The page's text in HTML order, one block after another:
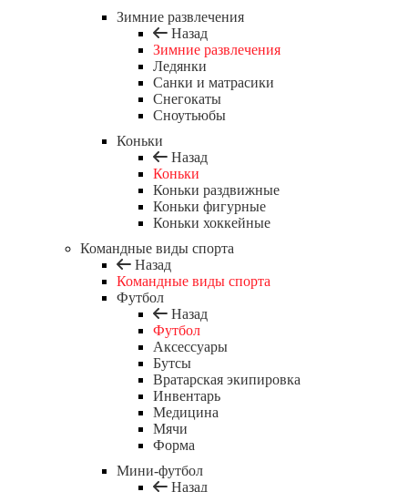
Зимние развлечения
Назад
Зимние развлечения
Ледянки
Санки и матрасики
Снегокаты
Сноутьюбы
Коньки
Назад
Коньки
Коньки раздвижные
Коньки фигурные
Коньки хоккейные
Командные виды спорта
Назад
Командные виды спорта
Футбол
Назад
Футбол
Аксессуары
Бутсы
Вратарская экипировка
Инвентарь
Медицина
Мячи
Форма
Мини-футбол
Назад